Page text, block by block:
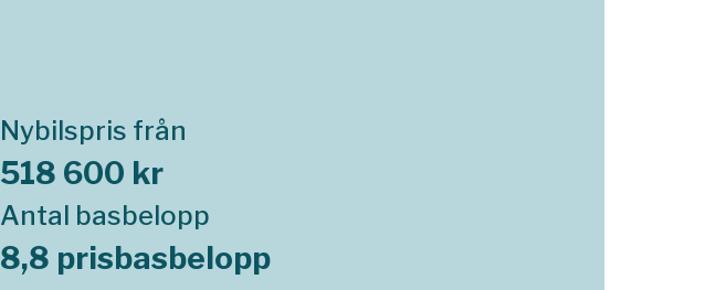
Nybilspris från
518 600 kr
Antal basbelopp
8,8 prisbasbelopp